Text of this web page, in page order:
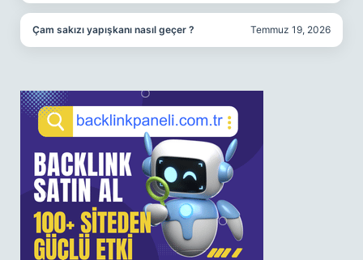
Çam sakızı yapışkanı nasıl geçer ? Temmuz 19, 2026